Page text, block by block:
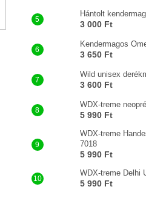
Hántolt
3 000 Ft
Kendermagos
3 650 Ft
Wild unisex
3 600 Ft
WDX-treme
5 990 Ft
WDX-treme
7018
5 990 Ft
WDX-treme Delhi
5 990 Ft